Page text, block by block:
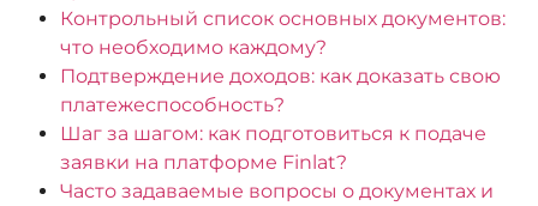
Контрольный список основных документов:
что необходимо каждому?
Подтверждение доходов: как доказать свою
платежеспособность?
Шаг за шагом: как подготовиться к подаче
заявки на платформе Finlat?
Часто задаваемые вопросы о документах и